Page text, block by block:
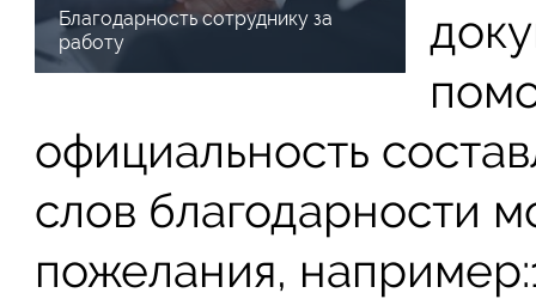
Благодарность сотруднику за
работу
официальность
слов благодарности
пожелания,